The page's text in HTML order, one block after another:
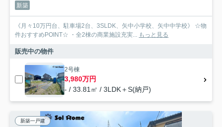
新築
《月々10万円台、駐車場2台、3SLDK、矢中小学校、矢中中学校》 ☆物
件おすすめPOINT☆ ・全2棟の商業施設充実...
もっと見る
販売中の物件
2号棟
3,980万円
- / 33.81㎡ / 3LDK＋S(納戸)
新築一戸建